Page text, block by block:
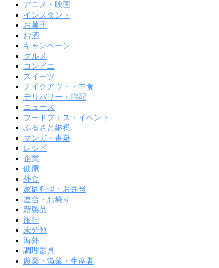
アニメ・映画
インスタント
お菓子
お酒
キャンペーン
グルメ
コンビニ
スイーツ
テイクアウト・中食
デリバリー・宅配
ニュース
フードフェス・イベント
ふるさと納税
マンガ・書籍
レシピ
企業
健康
外食
家庭料理・お弁当
屋台・お祭り
新製品
旅行
未分類
海外
調理器具
農業・漁業・生産者